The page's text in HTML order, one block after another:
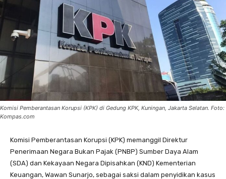
Komisi Pemberantasan Korupsi (KPK) di Gedung KPK, Kuningan, Jakarta Selatan. Foto:
Kompas.com
Komisi Pemberantasan Korupsi (KPK) memanggil Direktur
Penerimaan Negara Bukan Pajak (PNBP) Sumber Daya Alam
(SDA) dan Kekayaan Negara Dipisahkan (KND) Kementerian
Keuangan, Wawan Sunarjo, sebagai saksi dalam penyidikan kasus